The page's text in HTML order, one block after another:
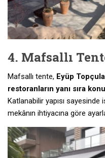
4. Mafsallı
Mafsallı tente, Eyüp
restoranların yanı sıra
Katlanabilir yapısı sayesinde
mekânın ihtiyacına göre